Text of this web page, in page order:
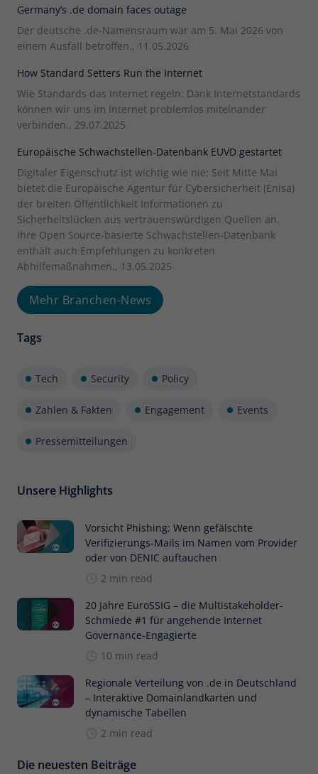
Germany’s .de domain faces outage
Der deutsche .de-Namensraum war am 5. Mai 2026 von
einem Ausfall betroffen., 11.05.2026
How Standard Setters Run the Internet
Wie Standards das Internet regeln: Dank Internetstandards
können wir uns im Internet problemlos miteinander
verbinden., 29.07.2025
Europäische Schwachstellen-Datenbank EUVD gestartet
Digitaler Eigenschutz ist wichtig wie nie: Seit Mitte Mai
bietet die Europäische Agentur für Cybersicherheit (Enisa)
der breiten Öffentlichkeit Informationen zu
Sicherheitslücken aus vertrauenswürdigen Quellen an.
Ihre Open Source-basierte Schwachstellen-Datenbank
enthält auch Empfehlungen zu konkreten
Abhilfemaßnahmen., 13.05.2025
Mehr Branchen-News
Tags
Tech Security Policy
Zahlen & Fakten Engagement Events
Pressemitteilungen
Unsere Highlights
Vorsicht Phishing: Wenn gefälschte
Verifizierungs-Mails im Namen vom Provider
oder von DENIC auftauchen
2 min read
20 Jahre EuroSSIG – die Multistakeholder-
Schmiede #1 für angehende Internet
Governance-Engagierte
10 min read
Regionale Verteilung von .de in Deutschland
– Interaktive Domainlandkarten und
dynamische Tabellen
2 min read
Die neuesten Beiträge